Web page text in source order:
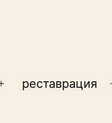
Открытьреставрация